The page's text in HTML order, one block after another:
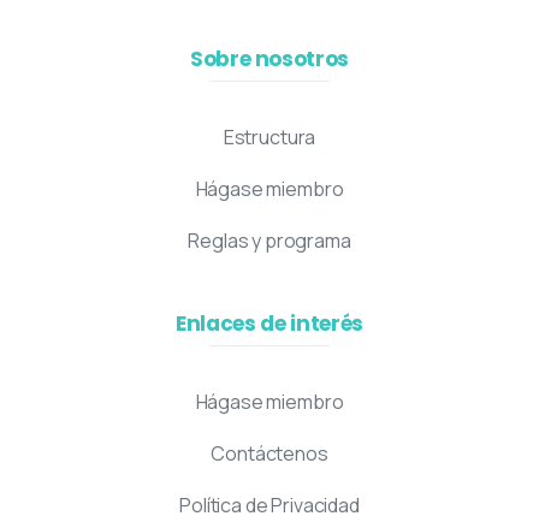
Sobre nosotros
Estructura
Hágase miembro
Reglas y programa
Enlaces de interés
Hágase miembro
Contáctenos
Política de Privacidad